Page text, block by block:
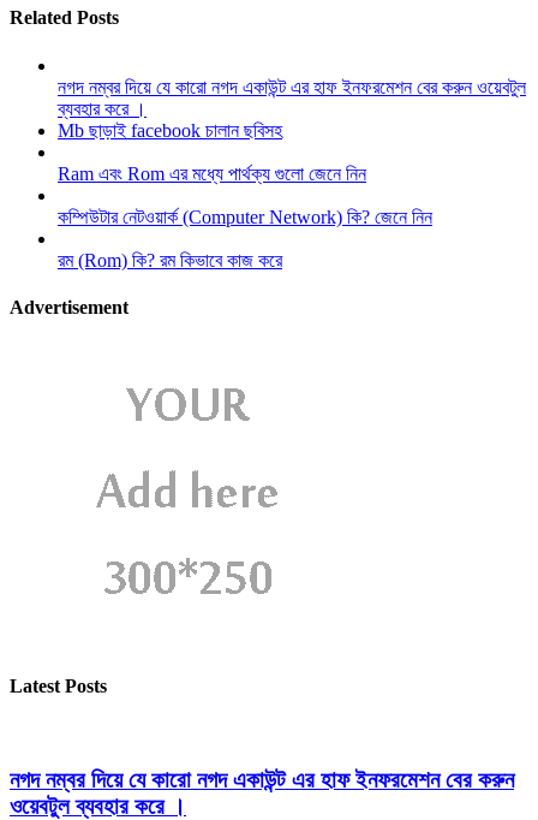
Related Posts
নগদ নম্বর দিয়ে যে কারো নগদ একাউন্ট এর হাফ ইনফরমেশন বের করুন ওয়েবটুল
ব্যবহার করে ।
Mb ছাড়াই facebook চালান ছবিসহ
Ram এবং Rom এর মধ্যে পার্থক্য গুলো জেনে নিন
কম্পিউটার নেটওয়ার্ক (Computer Network) কি? জেনে নিন
রম (Rom) কি? রম কিভাবে কাজ করে
Advertisement
Latest Posts
নগদ নম্বর দিয়ে যে কারো নগদ একাউন্ট এর হাফ ইনফরমেশন বের করুন
ওয়েবটুল ব্যবহার করে ।